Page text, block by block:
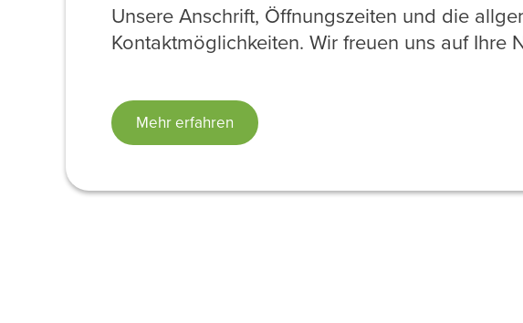
Unsere Anschrift, Öffnungszeiten und die
Kontaktmöglichkeiten. Wir freuen uns auf Ihre
Mehr erfahren